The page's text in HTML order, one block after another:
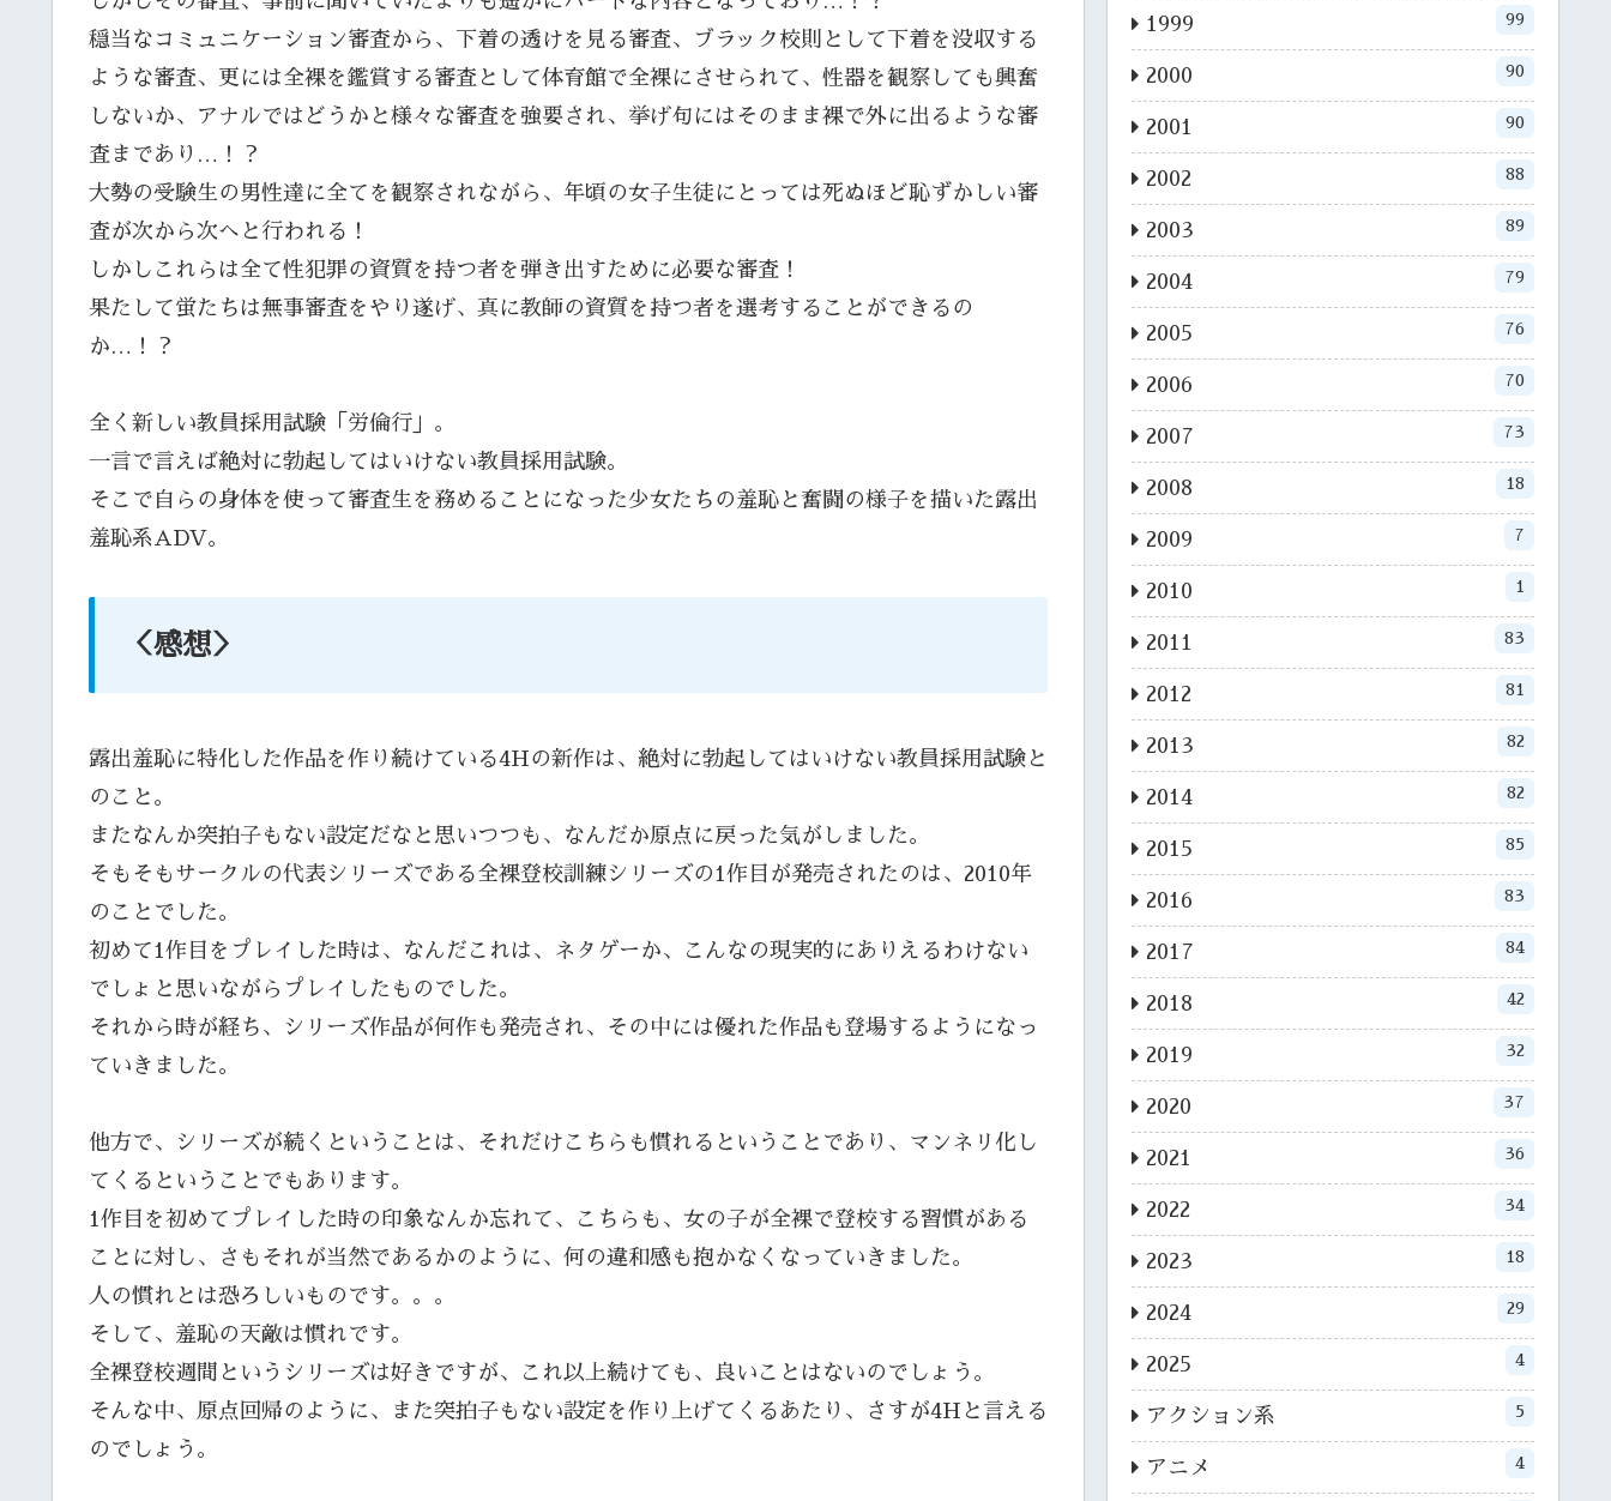
穏当なコミュニケーション審査から、下着の透けを見る審査、ブラック校則として下着を没収する
ような審査、更には全裸を鑑賞する審査として体育館で全裸にさせられて、性器を観察しても興奮
しないか、アナルではどうかと様々な審査を強要され、挙げ句にはそのまま裸で外に出るような審
査まであり…！？
大勢の受験生の男性達に全てを観察されながら、年頃の女子生徒にとっては死ぬほど恥ずかしい審
査が次から次へと行われる！
しかしこれらは全て性犯罪の資質を持つ者を弾き出すために必要な審査！
果たして蛍たちは無事審査をやり遂げ、真に教師の資質を持つ者を選考することができるの
か…！？
全く新しい教員採用試験「労倫行」。
一言で言えば絶対に勃起してはいけない教員採用試験。
そこで自らの身体を使って審査生を務めることになった少女たちの羞恥と奮闘の様子を描いた露出
羞恥系ADV。
＜感想＞
露出羞恥に特化した作品を作り続けている4Hの新作は、絶対に勃起してはいけない教員採用試験と
のこと。
またなんか突拍子もない設定だなと思いつつも、なんだか原点に戻った気がしました。
そもそもサークルの代表シリーズである全裸登校訓練シリーズの1作目が発売されたのは、2010年
のことでした。
初めて1作目をプレイした時は、なんだこれは、ネタゲーか、こんなの現実的にありえるわけない
でしょと思いながらプレイしたものでした。
それから時が経ち、シリーズ作品が何作も発売され、その中には優れた作品も登場するようになっ
ていきました。
他方で、シリーズが続くということは、それだけこちらも慣れるということであり、マンネリ化し
てくるということでもあります。
1作目を初めてプレイした時の印象なんか忘れて、こちらも、女の子が全裸で登校する習慣がある
ことに対し、さもそれが当然であるかのように、何の違和感も抱かなくなっていきました。
人の慣れとは恐ろしいものです。。。
そして、羞恥の天敵は慣れです。
全裸登校週間というシリーズは好きですが、これ以上続けても、良いことはないのでしょう。
そんな中、原点回帰のように、また突拍子もない設定を作り上げてくるあたり、さすが4Hと言える
のでしょう。
1999 99
2000 90
2001 90
2002 88
2003 89
2004 79
2005 76
2006 70
2007 73
2008 18
2009 7
2010 1
2011 83
2012 81
2013 82
2014 82
2015 85
2016 83
2017 84
2018 42
2019 32
2020 37
2021 36
2022 34
2023 18
2024 29
2025 4
アクション系 5
アニメ 4